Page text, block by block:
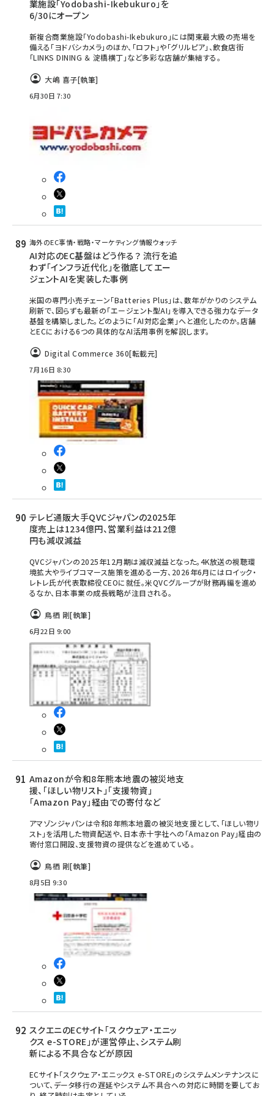
業施設「Yodobashi-Ikebukuro」を
6/30にオープン
新複合商業施設「Yodobashi-Ikebukuro」には関東最大級の売場を
備える「ヨドバシカメラ」のほか、「ロフト」や「グリルピア」、飲食店街
「LINKS DINING ＆ 淀橋横丁」など多彩な店舗が集結する。
大嶋 喜子[執筆]
6月30日 7:30
海外のEC事情・戦略・マーケティング情報ウォッチ
AI対応のEC基盤はどう作る？ 流行を追
わず「インフラ近代化」を徹底してエー
ジェントAIを実装した事例
米国の専門小売チェーン「Batteries Plus」は、数年がかりのシステム
刷新で、図らずも最新の「エージェント型AI」を導入できる強力なデータ
基盤を構築しました。どのように「AI対応企業」へと進化したのか。店舗
とECにおける6つの具体的なAI活用事例を解説します。
Digital Commerce 360[転載元]
7月16日 8:30
テレビ通販大手QVCジャパンの2025年
度売上は1234億円、営業利益は212億
円も減収減益
QVCジャパンの2025年12月期は減収減益となった。4K放送の視聴環
境拡大やライブコマース施策を進める一方、2026年6月にはロイック・
レトレ氏が代表取締役CEOに就任。米QVCグループが財務再編を進め
るなか、日本事業の成長戦略が注目される。
鳥栖 剛[執筆]
6月22日 9:00
Amazonが令和8年熊本地震の被災地支
援、「ほしい物リスト」「支援物資」
「Amazon Pay」経由での寄付など
アマゾンジャパンは令和8年熊本地震の被災地支援として、「ほしい物リ
スト」を活用した物資配送や、日本赤十字社への「Amazon Pay」経由の
寄付窓口開設、支援物資の提供などを進めている。
鳥栖 剛[執筆]
8月5日 9:30
スクエニのECサイト「スクウェア・エニッ
クス e-STORE」が運営停止、システム刷
新による不具合などが原因
ECサイト「スクウェア・エニックス e-STORE」のシステムメンテナンスに
ついて、データ移行の遅延やシステム不具合への対応に時間を要してお